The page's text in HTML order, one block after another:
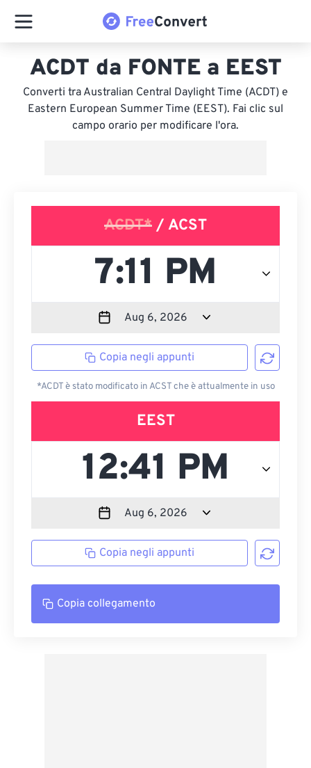
ACDT da FONTE a EEST
Converti tra Australian Central Daylight Time (ACDT) e
Eastern European Summer Time (EEST). Fai clic sul
campo orario per modificare l'ora.
ACDT* / ACST
Copia negli appunti
*ACDT è stato modificato in ACST che è attualmente in uso
EEST
Copia negli appunti
Copia collegamento